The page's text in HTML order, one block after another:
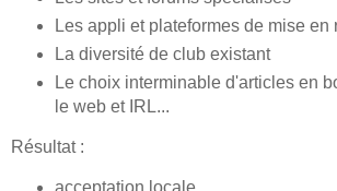
Les appli et plateformes de mise en
La diversité de club existant
Le choix interminable d'articles en
le web et IRL...
Résultat :
acceptation locale